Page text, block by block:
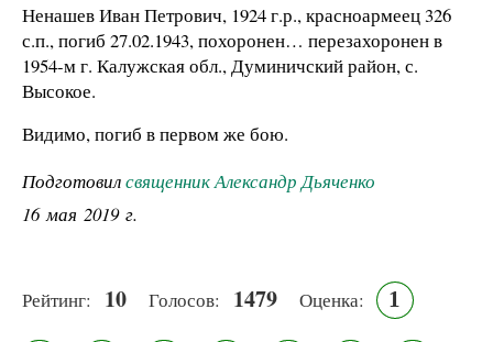
Ненашев Иван Петрович, 1924 г.р., красноармеец 326
с.п., погиб 27.02.1943, похоронен… перезахоронен в
1954-м г. Калужская обл., Думиничский район, с.
Высокое.
Видимо, погиб в первом же бою.
Подготовилсвященник Александр Дьяченко
16 мая 2019 г.
Рейтинг: 10 Голосов: 1479 Оценка: 1